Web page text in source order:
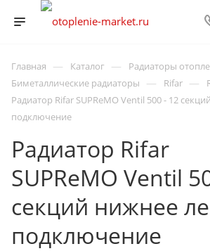
Главная — Каталог — Радиаторы
Биметаллические радиаторы — Rifar —
Радиатор Rifar SUPReMO Ventil 500 - 12
подключение
Радиатор Rifar
SUPReMO Ventil
секций нижнее
подключение